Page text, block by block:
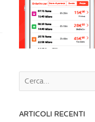
ARTICOLI RECENTI